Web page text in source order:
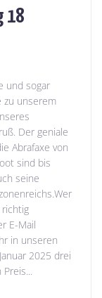
18
und sogar
zu unserem
Der geniale
Abrafaxe von
sind bis
seine
richtig
E-Mail
in unseren
2025 drei